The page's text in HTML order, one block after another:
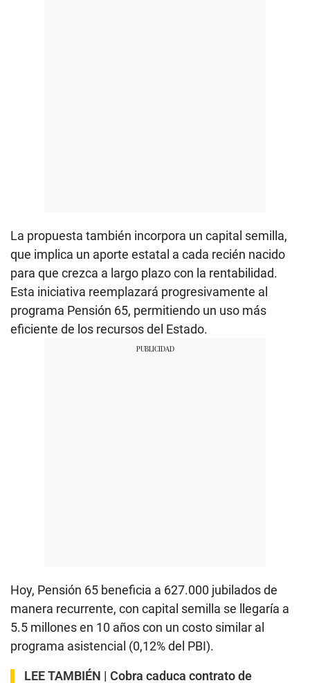
La propuesta también incorpora un capital semilla,
que implica un aporte estatal a cada recién nacido
para que crezca a largo plazo con la rentabilidad.
Esta iniciativa reemplazará progresivamente al
programa Pensión 65, permitiendo un uso más
eficiente de los recursos del Estado.
Hoy, Pensión 65 beneficia a 627.000 jubilados de
manera recurrente, con capital semilla se llegaría a
5.5 millones en 10 años con un costo similar al
programa asistencial (0,12% del PBI).
LEE TAMBIÉN | Cobra caduca contrato de